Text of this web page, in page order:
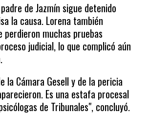
de Jazmín sigue detenido
la causa. Lorena también
perdieron muchas pruebas
judicial, lo que complicó aún
la Cámara Gesell y de la pericia
Es una estafa procesal
de Tribunales", concluyó.